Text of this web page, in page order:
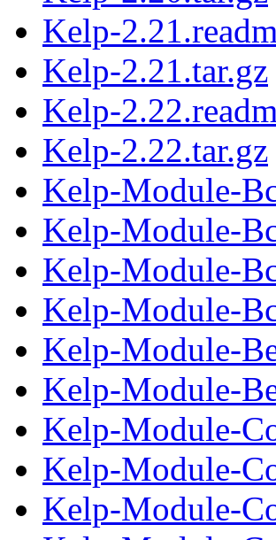
Kelp-
Kelp-2.21.tar.gz
Kelp-
Kelp-2.22.tar.gz
Kelp-Module-
Kelp-Module-
Kelp-Module-
Kelp-Module-
Kelp-Module-
Kelp-Module-
Kelp-Module-
Kelp-Module-
Kelp-Module-